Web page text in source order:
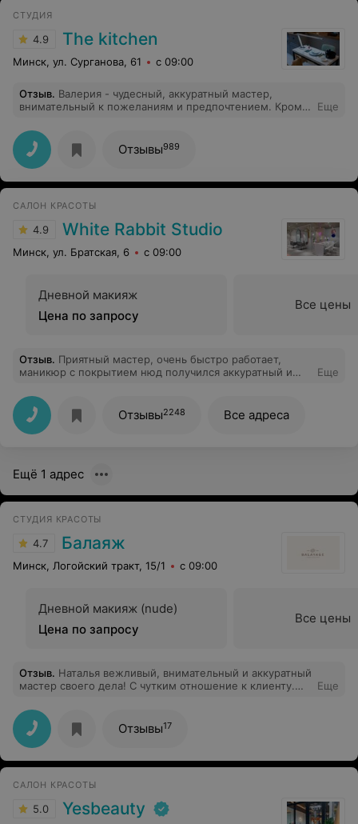
СТУДИЯ
4.9 The kitchen
Минск, ул. Сурганова, 61 с 09:00
Отзыв. Валерия - чудесный, аккуратный мастер,
внимательный к пожеланиям и предпочтением. Кроме
энергетикой.
Еще
Отзывы989
САЛОН КРАСОТЫ
4.9 White Rabbit Studio
Минск, ул. Братская, 6 с 09:00
Дневной макияж
Цена по запросу
Все цены
Отзыв. Приятный мастер, очень быстро работает,
маникюр с покрытием нюд получился аккуратный и
побаливал и чувствовался небольшой дискомфорт на
некоторых пальцах во время процедуры.
Еще
Отзывы2248 Все адреса
Ещё 1 адрес
СТУДИЯ КРАСОТЫ
4.7 Балаяж
Минск, Логойский тракт, 15/1 с 09:00
Дневной макияж (nude)
Цена по запросу
Все цены
Отзыв. Наталья вежливый, внимательный и аккуратный
мастер своего дела! С чутким отношение к клиенту.
Еще
Отзывы17
САЛОН КРАСОТЫ
5.0 Yesbeauty